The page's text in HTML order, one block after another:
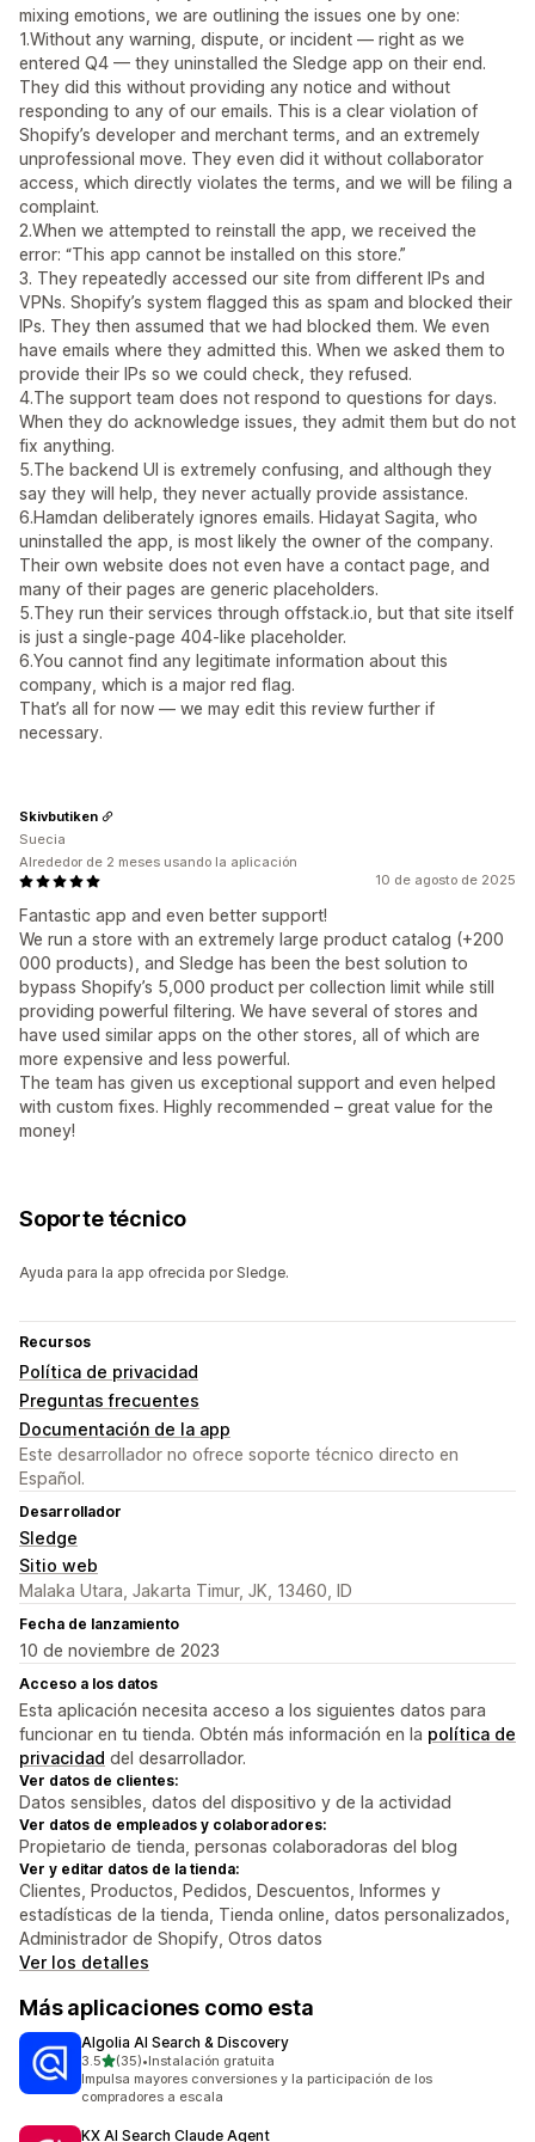
mixing emotions, we are outlining the issues one by one:
1.Without any warning, dispute, or incident — right as we
entered Q4 — they uninstalled the Sledge app on their end.
They did this without providing any notice and without
responding to any of our emails. This is a clear violation of
Shopify’s developer and merchant terms, and an extremely
unprofessional move. They even did it without collaborator
access, which directly violates the terms, and we will be filing a
complaint.
2.When we attempted to reinstall the app, we received the
error: “This app cannot be installed on this store.”
3. They repeatedly accessed our site from different IPs and
VPNs. Shopify’s system flagged this as spam and blocked their
IPs. They then assumed that we had blocked them. We even
have emails where they admitted this. When we asked them to
provide their IPs so we could check, they refused.
4.The support team does not respond to questions for days.
When they do acknowledge issues, they admit them but do not
fix anything.
5.The backend UI is extremely confusing, and although they
say they will help, they never actually provide assistance.
6.Hamdan deliberately ignores emails. Hidayat Sagita, who
uninstalled the app, is most likely the owner of the company.
Their own website does not even have a contact page, and
many of their pages are generic placeholders.
5.They run their services through offstack.io, but that site itself
is just a single-page 404-like placeholder.
6.You cannot find any legitimate information about this
company, which is a major red flag.
That’s all for now — we may edit this review further if
necessary.
10 de agosto de 2025
Fantastic app and even better support!
We run a store with an extremely large product catalog (+200
000 products), and Sledge has been the best solution to
bypass Shopify’s 5,000 product per collection limit while still
providing powerful filtering. We have several of stores and
have used similar apps on the other stores, all of which are
more expensive and less powerful.
The team has given us exceptional support and even helped
with custom fixes. Highly recommended – great value for the
money!
Skivbutiken
Suecia
Alrededor de 2 meses usando la aplicación
Soporte técnico
Ayuda para la app ofrecida por Sledge.
Recursos
Política de privacidad
Preguntas frecuentes
Documentación de la app
Este desarrollador no ofrece soporte técnico directo en
Español.
Desarrollador
Sledge
Sitio web
Malaka Utara, Jakarta Timur, JK, 13460, ID
Fecha de lanzamiento
10 de noviembre de 2023
Acceso a los datos
Esta aplicación necesita acceso a los siguientes datos para
funcionar en tu tienda. Obtén más información en la política de
privacidad del desarrollador.
Ver datos de clientes:
Datos sensibles, datos del dispositivo y de la actividad
Ver datos de empleados y colaboradores:
Propietario de tienda, personas colaboradoras del blog
Ver y editar datos de la tienda:
Clientes, Productos, Pedidos, Descuentos, Informes y
estadísticas de la tienda, Tienda online, datos personalizados,
Administrador de Shopify, Otros datos
Ver los detalles
Más aplicaciones como esta
Algolia AI Search & Discovery
3.5de 5 estrellas
(35)
35 reseñas en total
•Instalación gratuita
Impulsa mayores conversiones y la participación de los
compradores a escala
KX AI Search Claude Agent